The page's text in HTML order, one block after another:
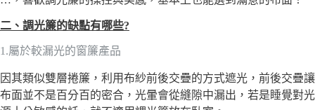
二、調光簾的缺點有哪些?
1.屬於較漏光的窗簾產品
因其類似雙層捲簾，利用布紗前後交疊的方式遮光，前後交疊讓
布面並不是百分百的密合，光暈會從縫隙中漏出，若是睡覺對光